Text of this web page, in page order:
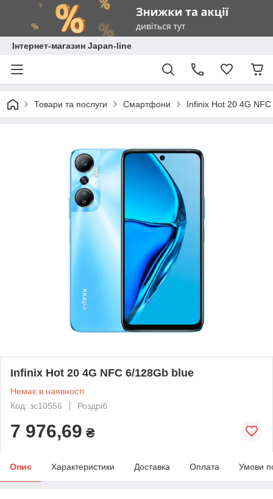
Інтернет-магазин Japan-line
Товари та послуги Смартфони Infinix Hot 20 4G
Infinix Hot 20 4G NFC 6/128Gb blue
Немає в наявності
Код: зс10556
Роздріб
7 976,69 ₴
Опис Характеристики Доставка Оплата Умови